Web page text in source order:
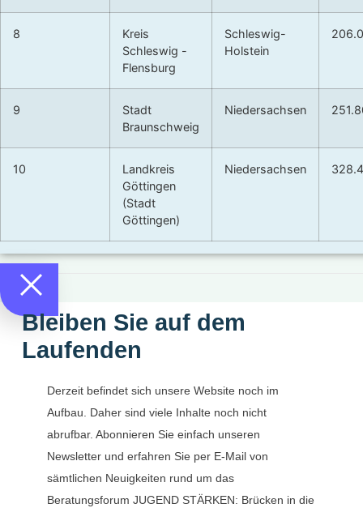
8
Kreis
Schleswig -
Flensburg
Schleswig-
Holstein
9
Stadt
Braunschweig
Niedersachsen
10
Landkreis
Göttingen
(Stadt
Göttingen)
Niedersachsen
Bleiben Sie auf dem
Laufenden
Derzeit befindet sich unsere Website noch im
Aufbau. Daher sind viele Inhalte noch nicht
abrufbar. Abonnieren Sie einfach unseren
Newsletter und erfahren Sie per E-Mail von
sämtlichen Neuigkeiten rund um das
Beratungsforum JUGEND STÄRKEN: Brücken in die